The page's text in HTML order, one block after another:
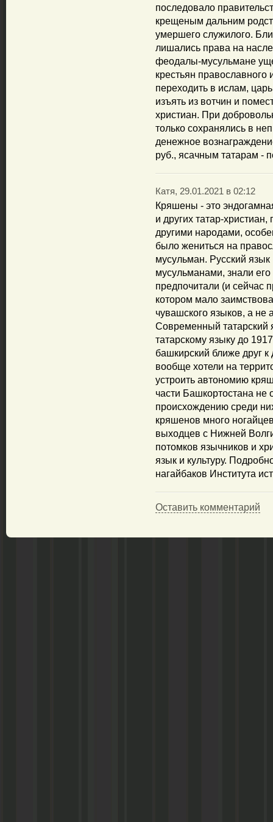
последовало
крещеным дальним
умершего служилого.
лишались права на
феодалы-мусульмане
крестьян
переходить в ислам,
изъять из вотчин и
христиан. При
только сохранялись в
денежное
руб., ясачным татарам -
Катя, 29.01.2021 в 02:12
Кряшены - это
и других татар-
другими народами,
было жениться на
мусульман. Русский
мусульманами, знали
предпочитали (и сейчас
котором мало
чувашского языков, а не
Современный татарский
татарскому языку до
башкирский ближе друг
вообще хотели на
устроить автономию
части Башкортостана не
происхождению среди
кряшенов много
выходцев с Нижней
потомков язычников и
язык и культуру.
нагайбаков Института
Оставить комментарий